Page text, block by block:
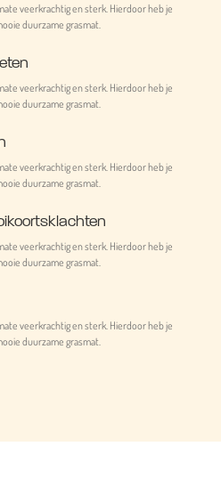
veerkrachtig en sterk. Hierdoor heb je
duurzame grasmat.
veerkrachtig en sterk. Hierdoor heb je
duurzame grasmat.
veerkrachtig en sterk. Hierdoor heb je
duurzame grasmat.
veerkrachtig en sterk. Hierdoor heb je
duurzame grasmat.
veerkrachtig en sterk. Hierdoor heb je
duurzame grasmat.